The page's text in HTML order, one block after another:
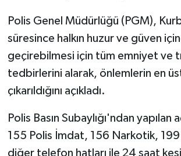
Polis Genel Müdürlüğü (PGM),
süresince halkın huzur ve güven
geçirebilmesi için tüm emniyet ve
tedbirlerini alarak, önlemlerin en
çıkarıldığını açıkladı.
Polis Basın Subaylığı'ndan yapılan
155 Polis İmdat, 156 Narkotik,
diğer telefon hatları ile 24 saat